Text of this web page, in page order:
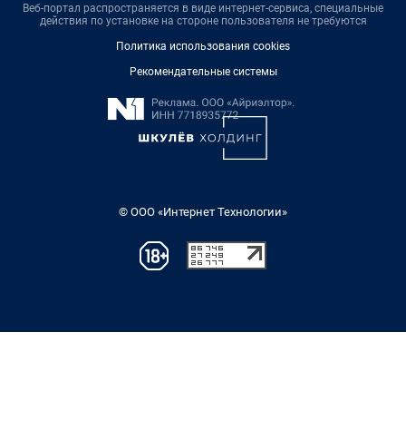
Веб-портал распространяется в виде интернет-сервиса, специальные
действия по установке на стороне пользователя не требуются
Политика использования cookies
Рекомендательные системы
© ООО «Интернет Технологии»